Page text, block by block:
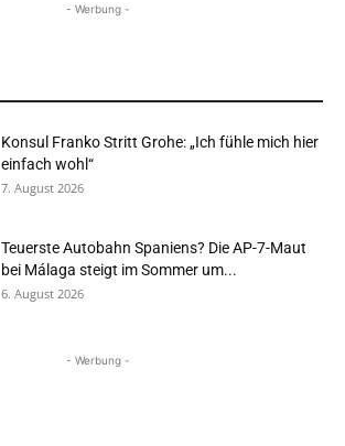
- Werbung -
Konsul Franko Stritt Grohe: „Ich fühle mich hier
einfach wohl“
7. August 2026
Teuerste Autobahn Spaniens? Die AP-7-Maut
bei Málaga steigt im Sommer um...
6. August 2026
- Werbung -